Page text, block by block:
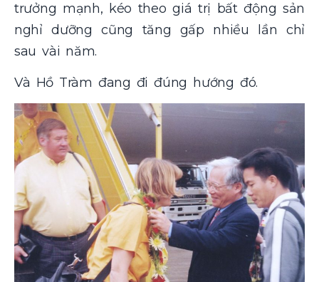
trưởng mạnh, kéo theo giá trị bất động sản
nghỉ dưỡng cũng tăng gấp nhiều lần chỉ
sau vài năm.
Và Hồ Tràm đang đi đúng hướng đó.